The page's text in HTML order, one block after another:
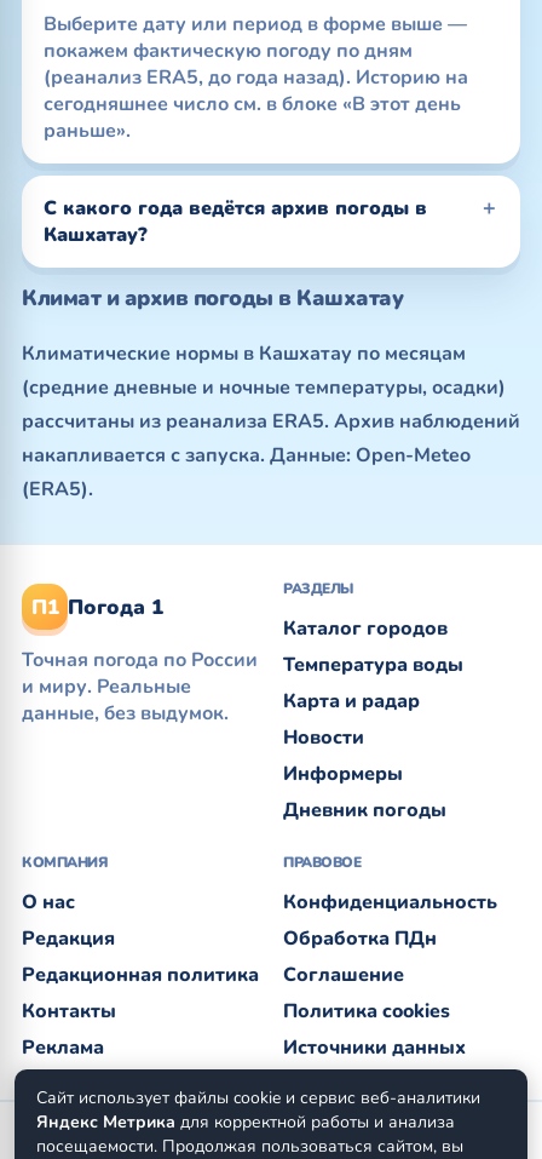
Выберите дату или период в форме выше —
покажем фактическую погоду по дням
(реанализ ERA5, до года назад). Историю на
сегодняшнее число см. в блоке «В этот день
раньше».
С какого года ведётся архив погоды в
Кашхатау?
Климат и архив погоды в Кашхатау
Климатические нормы в Кашхатау по месяцам
(средние дневные и ночные температуры, осадки)
рассчитаны из реанализа ERA5. Архив наблюдений
накапливается с запуска. Данные: Open-Meteo
(ERA5).
П1 Погода 1
Точная погода по России
и миру. Реальные
данные, без выдумок.
РАЗДЕЛЫ
Каталог городов
Температура воды
Карта и радар
Новости
Информеры
Дневник погоды
КОМПАНИЯ
О нас
Редакция
Редакционная политика
Контакты
Реклама
ПРАВОВОЕ
Конфиденциальность
Обработка ПДн
Соглашение
Политика cookies
Источники данных
ООО «Трафик» · ОГРН 1027806866724 · ИНН 7813175200 ·
КПП 781301001
Сайт использует файлы cookie и сервис веб-аналитики
Яндекс Метрика для корректной работы и анализа
посещаемости. Продолжая пользоваться сайтом, вы